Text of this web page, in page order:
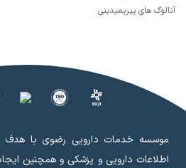
آنالوگ های پیریمیدینی
موسسه خدمات دارویی رضوی با هدف
اطلاعات دارویی و پزشکی و همچنین